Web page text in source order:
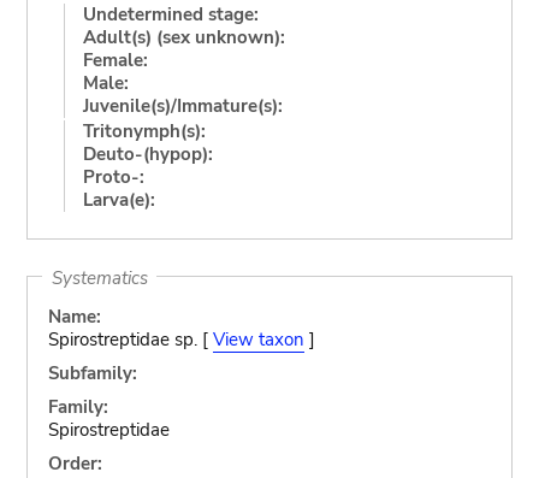
Undetermined stage:
Adult(s) (sex unknown):
Female:
Male:
Juvenile(s)/Immature(s):
Tritonymph(s):
Deuto-(hypop):
Proto-:
Larva(e):
Systematics
Name:
Spirostreptidae sp. [ View taxon ]
Subfamily:
Family:
Spirostreptidae
Order: